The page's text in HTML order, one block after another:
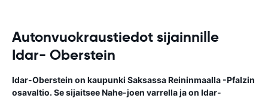
Autonvuokraustiedot sijainnille
Idar- Oberstein
Idar-Oberstein on kaupunki Saksassa Reininmaalla -Pfalzin
osavaltio. Se sijaitsee Nahe-joen varrella ja on Idar-